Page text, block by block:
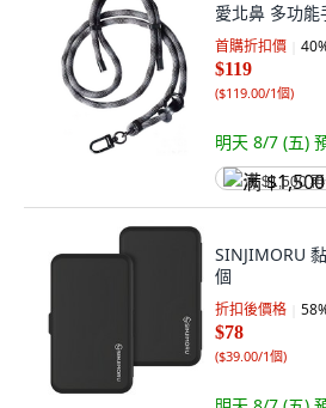
愛北鼻 多功能
首購折扣價 40
$119
($119.00/1個)
明天 8/7 (五)
满 $1,500
SINJIMORU
個
折扣後價格 58
$78
($39.00/1個)